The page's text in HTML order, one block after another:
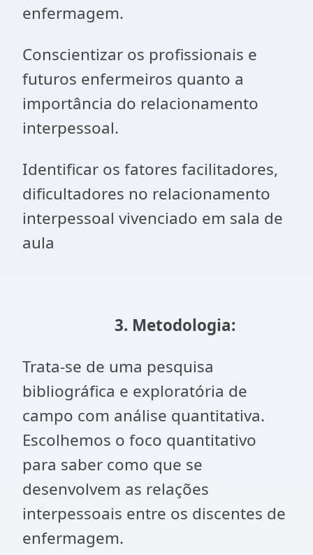
enfermagem.
Conscientizar os profissionais e
futuros enfermeiros quanto a
importância do relacionamento
interpessoal.
Identificar os fatores facilitadores,
dificultadores no relacionamento
interpessoal vivenciado em sala de
aula
3. Metodologia:
Trata-se de uma pesquisa
bibliográfica e exploratória de
campo com análise quantitativa.
Escolhemos o foco quantitativo
para saber como que se
desenvolvem as relações
interpessoais entre os discentes de
enfermagem.